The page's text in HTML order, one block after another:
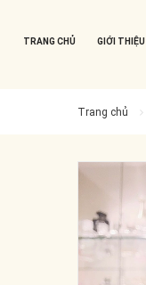
TRANG CHỦ GIỚI THIỆU
Trang chủ